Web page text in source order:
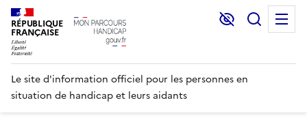
RÉPUBLIQUE
FRANÇAISE
Lecture et
Le site d'information officiel pour les personnes en
situation de handicap et leurs aidants